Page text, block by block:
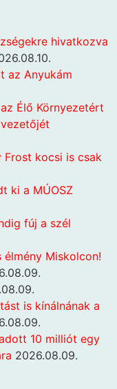
hivatkozva
az Anyukám
Élő Környezetért
Frost kocsi is csak
ki a MÚOSZ
fúj a szél
élmény Miskolcon!
is kínálnának a
10 milliót egy
2026.08.09.